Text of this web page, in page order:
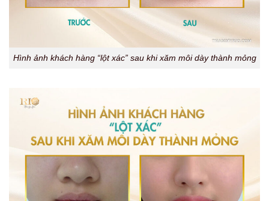
Hình ảnh khách hàng “lột xác” sau khi xăm môi dày thành mỏng